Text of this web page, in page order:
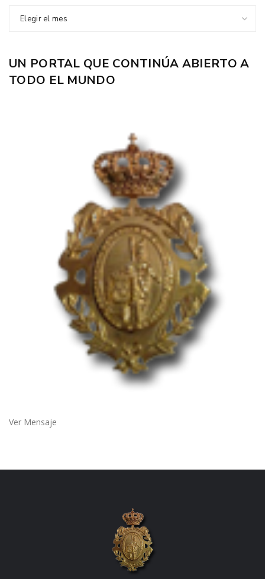
Elegir el mes
UN PORTAL QUE CONTINÚA ABIERTO A
TODO EL MUNDO
Ver Mensaje